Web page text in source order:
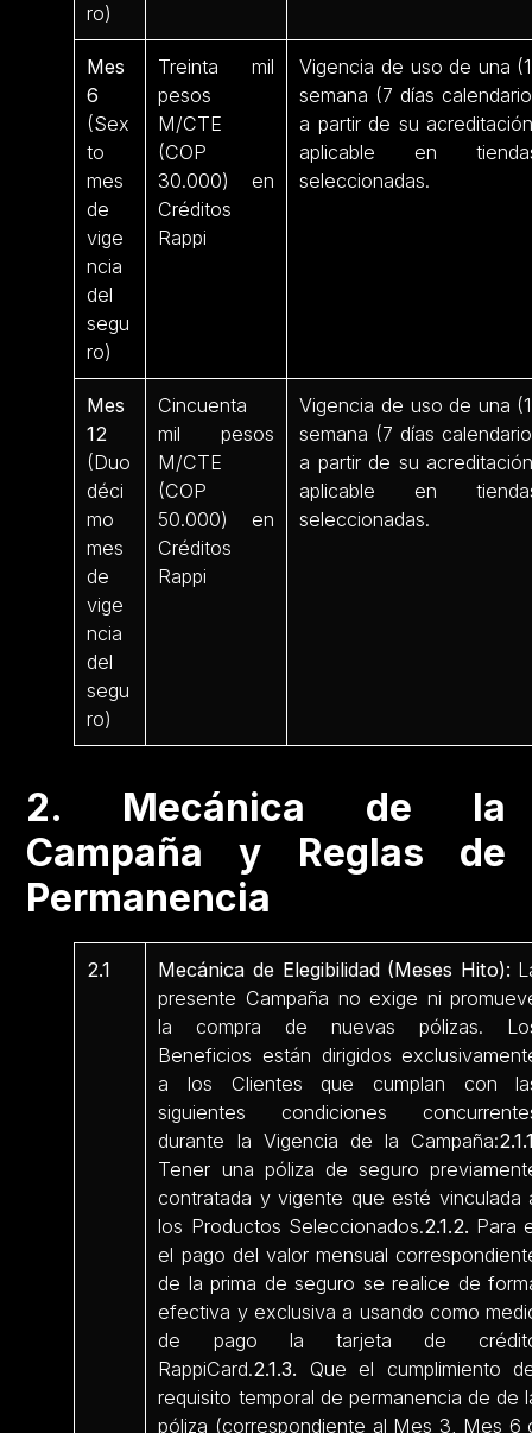
ro)
Mes
6
(Sex
to
mes
de
vige
ncia
del
segu
ro)
Treinta mil
pesos
M/CTE
(COP
30.000) en
Créditos
Rappi
Vigencia de uso de una
semana (7 días
a partir de su
aplicable en
seleccionadas.
Mes
12
(Duo
déci
mo
mes
de
vige
ncia
del
segu
ro)
Cincuenta
mil pesos
M/CTE
(COP
50.000) en
Créditos
Rappi
Vigencia de uso de una
semana (7 días
a partir de su
aplicable en
seleccionadas.
2. Mecánica de la
Campaña y Reglas de
Permanencia
2.1 Mecánica de Elegibilidad (Meses Hito):
presente Campaña no exige ni
la compra de nuevas pólizas.
Beneficios están dirigidos
a los Clientes que cumplan con
siguientes condiciones
durante la Vigencia de la Campaña:
Tener una póliza de seguro
contratada y vigente que esté vinculada
los Productos Seleccionados.2.1.2. Para
el pago del valor mensual
de la prima de seguro se realice de
efectiva y exclusiva a usando como
de pago la tarjeta de
RappiCard.2.1.3. Que el cumplimiento
requisito temporal de permanencia de de
póliza (correspondiente al Mes 3, Mes 6